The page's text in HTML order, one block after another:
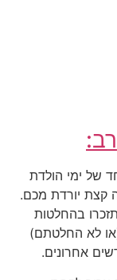
של ימי הולדת
קצת יורדת מכם.
בהחלטות
לא החלטתם)
אחרונים.